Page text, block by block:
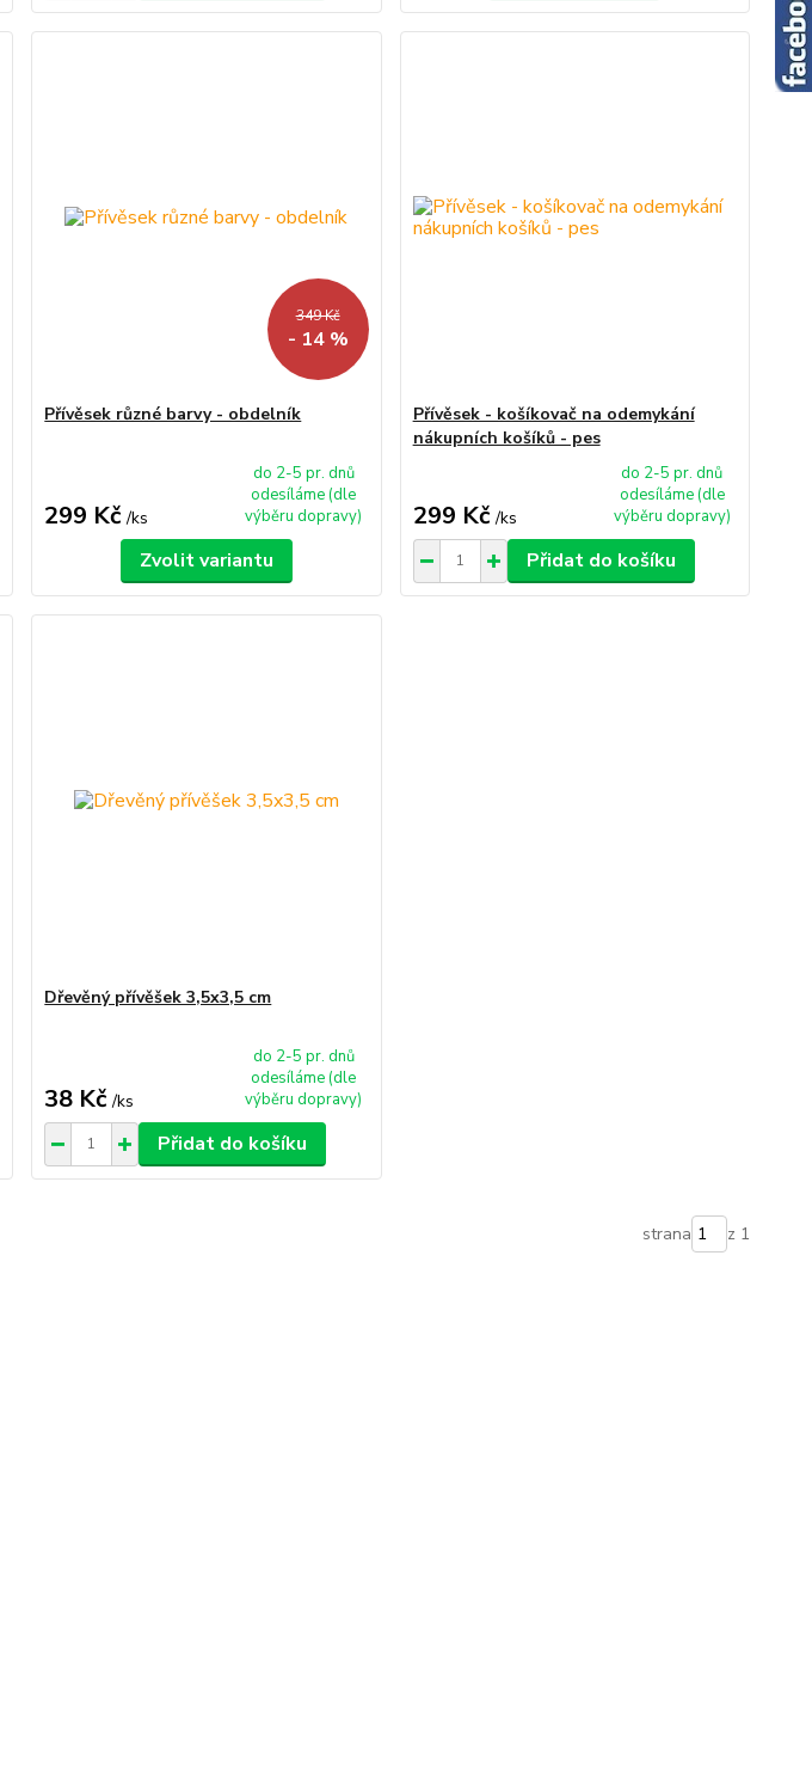
349 Kč
- 14 %
Přívěsek různé barvy - obdelník
299 Kč /ks
do 2-5 pr. dnů
odesíláme (dle
výběru dopravy)
Zvolit variantu
Přívěsek - košíkovač na odemykání
nákupních košíků - pes
299 Kč /ks
do 2-5 pr. dnů
odesíláme (dle
výběru dopravy)
Přidat do košíku
Dřevěný přívěšek 3,5x3,5 cm
38 Kč /ks
do 2-5 pr. dnů
odesíláme (dle
výběru dopravy)
Přidat do košíku
strana z 1